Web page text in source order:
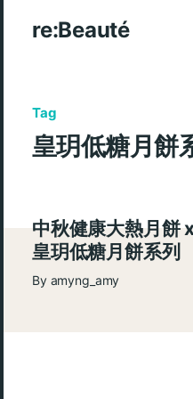
re:Beauté
Tag
皇玥低糖月餅
中秋健康大熱月餅
皇玥低糖月餅系列
By amyng_amy